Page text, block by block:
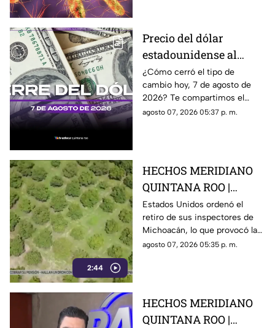
Precio del dólar
estadounidense al
CIERRE de HOY, viernes
7 de agosto de 2026, en
Cancún
¿Cómo cerró el tipo de
cambio hoy, 7 de agosto de
2026? Te compartimos el
precio del dólar al cierre de
agosto 07, 2026 05:37 p. m.
2:44
HECHOS MERIDIANO
QUINTANA ROO |
E.E.U.U retira a sus
inspectores en
Michoacán y provocá
la suspensión de
Estados Unidos ordenó el
retiro de sus inspectores de
Michoacán, lo que provocó la
suspensión de las
agosto 07, 2026 05:35 p. m.
HECHOS MERIDIANO
QUINTANA ROO |